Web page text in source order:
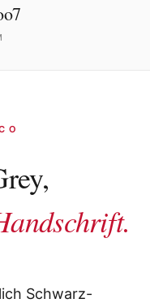
Schwarz-